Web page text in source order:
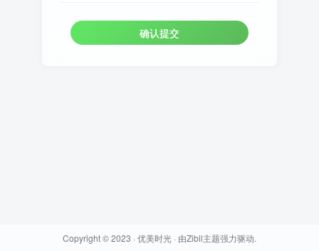
确认提交
Copyright © 2023 · 优美时光 · 由Zibll主题强力驱动.